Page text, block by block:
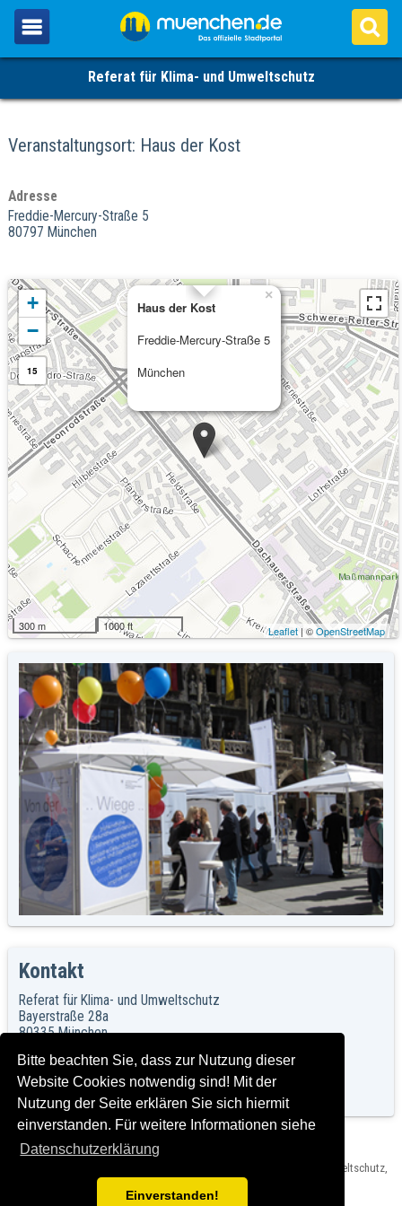
Bitte beachten Sie, dass zur Nutzung dieser
Website Cookies notwendig sind! Mit der
Nutzung der Seite erklären Sie sich hiermit
einverstanden. Für weitere Informationen siehe
Datenschutzerklärung
Einverstanden!
Referat für Klima- und Umweltschutz
Veranstaltungsort: Haus der Kost
Adresse
Freddie-Mercury-Straße 5
80797 München
Haus der Kost
Freddie-Mercury-Straße 5
München
×
+
−
15
300 m 1000 ft Leaflet| ©OpenStreetMap
Kommende Veranstaltungen
01.10.2026
Schnippeldisko: München gemeinsam gegen
Lebensmittelverschwendung
Kontakt
Referat für Klima- und Umweltschutz
Bayerstraße 28a
80335 München
Referat für Klima- und Umweltschutz
E-Mail:r.rku@muenchen.de
Herausgeber: Landeshauptstadt München, Referat für Klima- und Umweltschutz,
Impressum und Rechtshinweise
Version: C2016-07-21_1.00 T2024-03-15_2.0.0